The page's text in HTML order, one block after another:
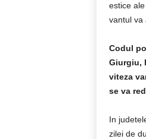
estice
vantul va
Codul
Giurgiu,
viteza
se va
In
zilei de